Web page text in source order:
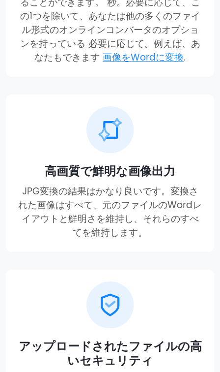
の1つを除いて、あなたは他の多くのファイ
ル形式のオンラインコンバータのオプショ
ンを持っている 必要に応じて。例えば、あ
なたもできます 画像をWordに変換.
高画質で鮮明な画像出力
JPG変換の結果はかなり良いです。変換さ
れた画像はすべて、元のファイルのWordレ
イアウトと鮮明さを維持し、それらのすべ
てを維持します。
アップロードされたファイルの高
いセキュリティ